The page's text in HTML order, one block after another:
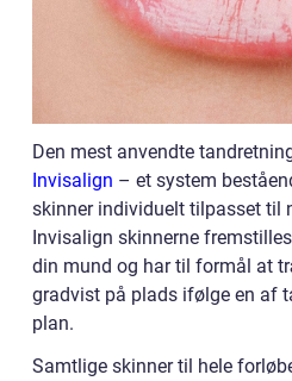
Den mest anvendte
Invisalign – et system
skinner individuelt tilpasset til
Invisalign skinnerne
din mund og har til formål at
gradvist på plads ifølge en af
plan.
Samtlige skinner til hele